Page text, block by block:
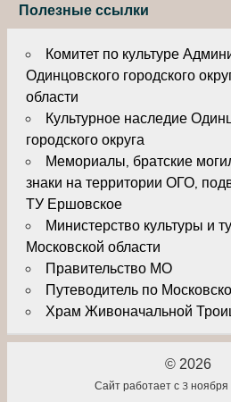
Полезные ссылки
Комитет по культуре
Одинцовского городского
области
Культурное наследие
городского округа
Мемориалы, братские
знаки на территории ОГО,
ТУ Ершовское
Министерство культуры и
Московской области
Правительство МО
Путеводитель по
Храм Живоначальной
© 2026
Сайт работает с 3 ноября